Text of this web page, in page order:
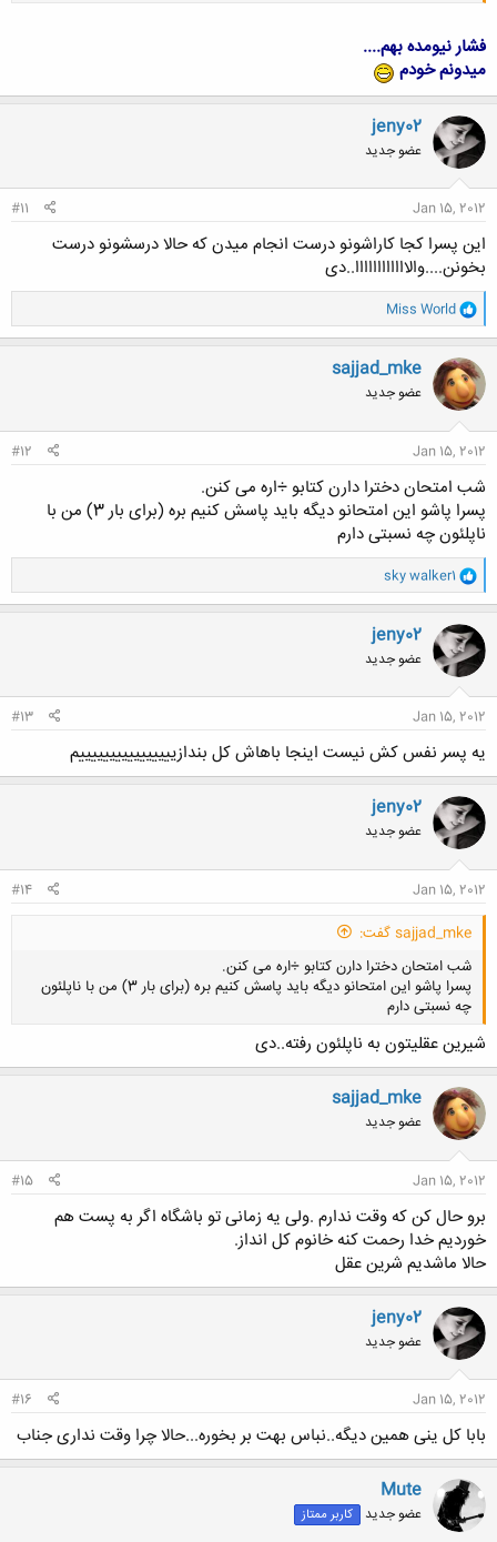
فشار نیومده بهم....
میدونم خودم
jeny02
عضو جدید
Jan 15, 2012
#11
این پسرا کجا کاراشونو درست انجام میدن که حالا درسشونو درست
بخونن....والاااااااااااا..دی
و
ا
ک
ن
ش
ه
ا
Miss World
sajjad_mke
عضو جدید
Jan 15, 2012
#12
شب امتحان دخترا دارن کتابو ÷اره می کنن.
پسرا پاشو این امتحانو دیگه باید پاسش کنیم بره (برای بار 3) من با
ناپلئون چه نسبتی دارم
و
ا
ک
ن
ش
ه
ا
sky walker1
jeny02
عضو جدید
Jan 15, 2012
#13
یه پسر نفس کش نیست اینجا باهاش کل بندازییییییییییییییییم
jeny02
عضو جدید
Jan 15, 2012
#14
sajjad_mke گفت:
شب امتحان دخترا دارن کتابو ÷اره می کنن.
پسرا پاشو این امتحانو دیگه باید پاسش کنیم بره (برای بار 3) من با ناپلئون
چه نسبتی دارم
شیرین عقلیتون به ناپلئون رفته..دی
sajjad_mke
عضو جدید
Jan 15, 2012
#15
برو حال کن که وقت ندارم .ولی یه زمانی تو باشگاه اگر به پست هم
خوردیم خدا رحمت کنه خانوم کل انداز.
حالا ماشدیم شرین عقل
jeny02
عضو جدید
Jan 15, 2012
#16
بابا کل ینی همین دیگه..نباس بهت بر بخوره...حالا چرا وقت نداری جناب
Mute
عضو جدید کاربر ممتاز